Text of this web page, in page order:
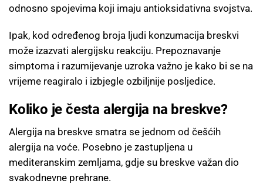
odnosno spojevima koji imaju antioksidativna svojstva.
Ipak, kod određenog broja ljudi konzumacija breskvi
može izazvati alergijsku reakciju. Prepoznavanje
simptoma i razumijevanje uzroka važno je kako bi se na
vrijeme reagiralo i izbjegle ozbiljnije posljedice.
Koliko je česta alergija na breskve?
Alergija na breskve smatra se jednom od češćih
alergija na voće. Posebno je zastupljena u
mediteranskim zemljama, gdje su breskve važan dio
svakodnevne prehrane.